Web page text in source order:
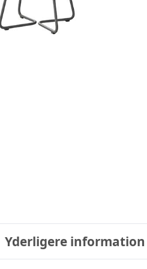
Yderligere information